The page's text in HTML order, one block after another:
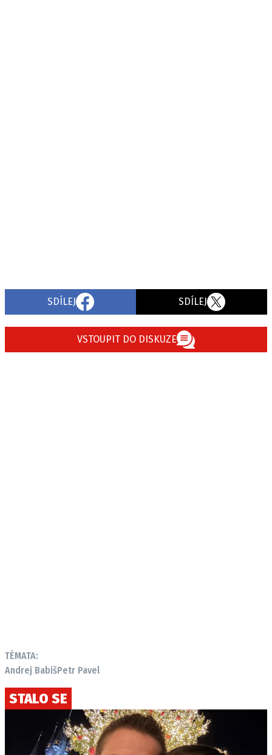
SDÍLEJ SDÍLEJ
VSTOUPIT DO DISKUZE
TÉMATA:
Andrej BabišPetr Pavel
STALO SE